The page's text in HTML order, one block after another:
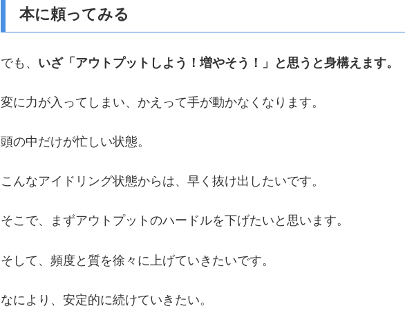
本に頼ってみる
でも、 いざ「アウトプットしよう！増やそう！」と思うと身構えます。
変に力が入ってしまい、かえって手が動かなくなります。
頭の中だけが忙しい状態。
こんなアイドリング状態からは、早く抜け出したいです。
そこで、まずアウトプットのハードルを下げたいと思います。
そして、頻度と質を徐々に上げていきたいです。
なにより、安定的に続けていきたい。